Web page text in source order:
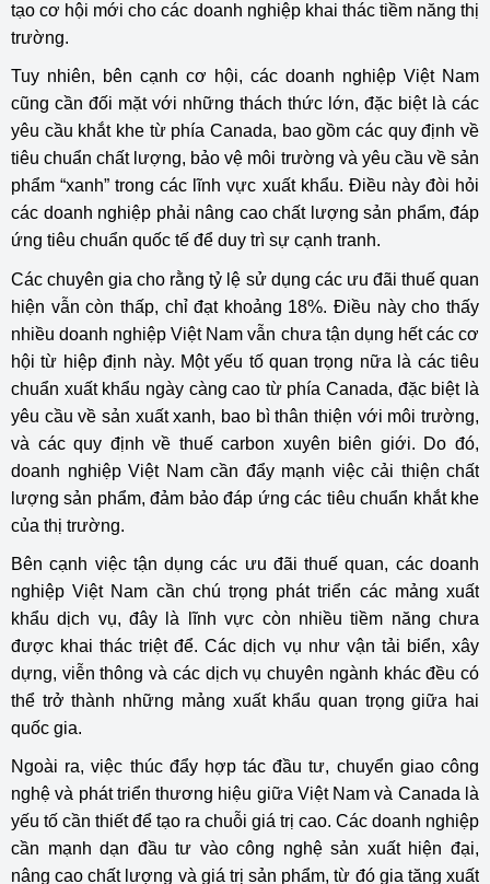
tạo cơ hội mới cho các doanh nghiệp khai thác tiềm năng thị
trường.
Tuy nhiên, bên cạnh cơ hội, các doanh nghiệp Việt Nam
cũng cần đối mặt với những thách thức lớn, đặc biệt là các
yêu cầu khắt khe từ phía Canada, bao gồm các quy định về
tiêu chuẩn chất lượng, bảo vệ môi trường và yêu cầu về sản
phẩm “xanh” trong các lĩnh vực xuất khẩu. Điều này đòi hỏi
các doanh nghiệp phải nâng cao chất lượng sản phẩm, đáp
ứng tiêu chuẩn quốc tế để duy trì sự cạnh tranh.
Các chuyên gia cho rằng tỷ lệ sử dụng các ưu đãi thuế quan
hiện vẫn còn thấp, chỉ đạt khoảng 18%. Điều này cho thấy
nhiều doanh nghiệp Việt Nam vẫn chưa tận dụng hết các cơ
hội từ hiệp định này. Một yếu tố quan trọng nữa là các tiêu
chuẩn xuất khẩu ngày càng cao từ phía Canada, đặc biệt là
yêu cầu về sản xuất xanh, bao bì thân thiện với môi trường,
và các quy định về thuế carbon xuyên biên giới. Do đó,
doanh nghiệp Việt Nam cần đẩy mạnh việc cải thiện chất
lượng sản phẩm, đảm bảo đáp ứng các tiêu chuẩn khắt khe
của thị trường.
Bên cạnh việc tận dụng các ưu đãi thuế quan, các doanh
nghiệp Việt Nam cần chú trọng phát triển các mảng xuất
khẩu dịch vụ, đây là lĩnh vực còn nhiều tiềm năng chưa
được khai thác triệt để. Các dịch vụ như vận tải biển, xây
dựng, viễn thông và các dịch vụ chuyên ngành khác đều có
thể trở thành những mảng xuất khẩu quan trọng giữa hai
quốc gia.
Ngoài ra, việc thúc đẩy hợp tác đầu tư, chuyển giao công
nghệ và phát triển thương hiệu giữa Việt Nam và Canada là
yếu tố cần thiết để tạo ra chuỗi giá trị cao. Các doanh nghiệp
cần mạnh dạn đầu tư vào công nghệ sản xuất hiện đại,
nâng cao chất lượng và giá trị sản phẩm, từ đó gia tăng xuất